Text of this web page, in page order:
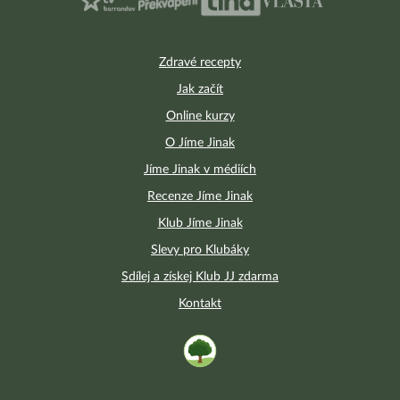
Zdravé recepty
Jak začít
Online kurzy
O Jíme Jinak
Jíme Jinak v médiích
Recenze Jíme Jinak
Klub Jíme Jinak
Slevy pro Klubáky
Sdílej a získej Klub JJ zdarma
Kontakt